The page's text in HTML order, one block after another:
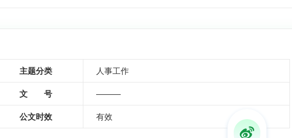
主题分类
人事工作
文 号
———
公文时效 有效